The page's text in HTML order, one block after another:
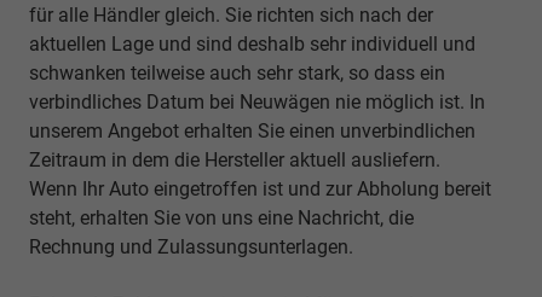
für alle Händler gleich. Sie richten sich nach der
aktuellen Lage und sind deshalb sehr individuell und
schwanken teilweise auch sehr stark, so dass ein
verbindliches Datum bei Neuwägen nie möglich ist. In
unserem Angebot erhalten Sie einen unverbindlichen
Zeitraum in dem die Hersteller aktuell ausliefern.
Wenn Ihr Auto eingetroffen ist und zur Abholung bereit
steht, erhalten Sie von uns eine Nachricht, die
Rechnung und Zulassungsunterlagen.